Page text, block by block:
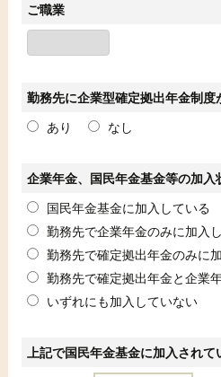
ご職業
勤務先に企業型確定拠出年金制度
あり
なし
企業年金、国民年金基金等の加入
国民年金基金に加入している
勤務先で企業年金のみに加入
勤務先で確定拠出年金のみに
勤務先で確定拠出年金と企業
いずれにも加入していない
上記で国民年金基金に加入されて